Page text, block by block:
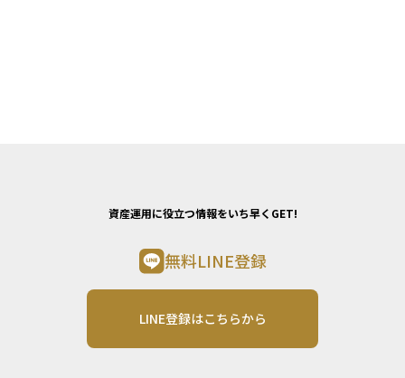
資産運用に役立つ情報をいち早くGET!
無料LINE登録
LINE登録はこちらから